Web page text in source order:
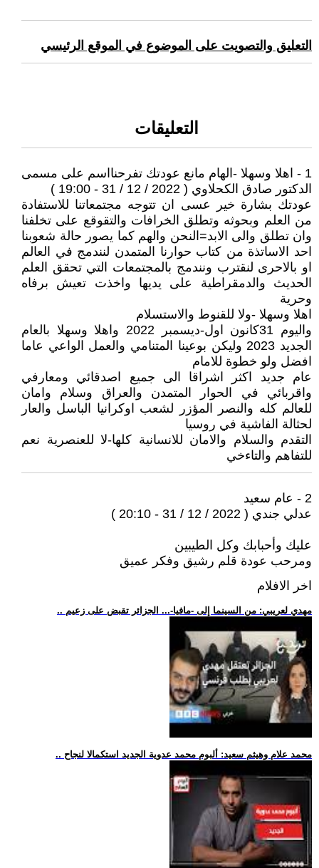
التعليق والتصويت على الموضوع في الموقع الرئيسي
التعليقات
1 - اهلا وسهلا -الهام مانع عودتك تفرحنااسم على مسمى
الدكتور صادق الكحلاوي ( 2022 / 12 / 31 - 19:00 )
عودتك بشارة خير عسى ان تتوجه مجتمعاتنا للاستفادة
من العلم وبحوثه وتطلق الخرافات والتقوقع على تخلفنا
وان تطلق والى الابد=النحن والهم كما يصور حالة شعوبنا
احد الاساتذة من كتاب حوارنا المتمدن لنندمج في العالم
او بالاحرى لنقترب ونندمج بالمجتمعات التي تحقق العلم
الحديث والدمقراطية على يديها واخذت تعيش برفاه
وحرية
اهلا وسهلا -ولا للقنوط والاستسلام
واليوم 31كانون اول-ديسمبر 2022 واهلا وسهلا بالعام
الجديد 2023 وليكن بوعينا المتنامي والعمل الواعي عاما
افضل ولو خطوة للامام
عام جديد اكثر اشراقا الى جميع اصدقائي ومعارفي
واقربائي في الحوار المتمدن والعراق وسلام وامان
للعالم كله والنصر المؤزر لشعب اوكرانيا الباسل والعار
لحثالة الفاشية في روسيا
التقدم والسلام والامان للانسانية كلها-لا للعنصرية نعم
للتفاهم والتاءخي
2 - عام سعيد
عدلي جندي ( 2022 / 12 / 31 - 20:10 )
عليك وأحبابك وكل الطيبين
ومرحب عودة قلم رشيق وفكر عميق
اخر الافلام
.. مهدي لعريبي: من السينما إلى -مافيا-... الجزائر تقبض على زعيم
.. محمد علام وهيثم سعيد: ألبوم محمد عدوية الجديد استكمالا لنجاح